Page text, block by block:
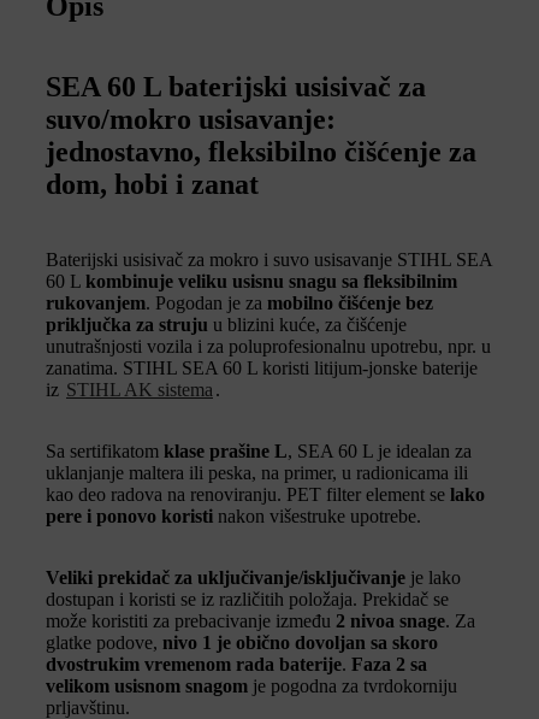
SEA 60 L baterijski usisivač za
suvo/mokro usisavanje:
jednostavno, fleksibilno čišćenje za
dom, hobi i zanat
Baterijski usisivač za mokro i suvo usisavanje STIHL SEA
60 L kombinuje veliku usisnu snagu sa fleksibilnim
rukovanjem. Pogodan je za mobilno čišćenje bez
priključka za struju u blizini kuće, za čišćenje
unutrašnjosti vozila i za poluprofesionalnu upotrebu, npr. u
zanatima. STIHL SEA 60 L koristi litijum-jonske baterije
iz STIHL AK sistema .
Sa sertifikatom klase prašine L, SEA 60 L je idealan za
uklanjanje maltera ili peska, na primer, u radionicama ili
kao deo radova na renoviranju. PET filter element se lako
pere i ponovo koristi nakon višestruke upotrebe.
Veliki prekidač za uključivanje/isključivanje je lako
dostupan i koristi se iz različitih položaja. Prekidač se
može koristiti za prebacivanje između 2 nivoa snage. Za
glatke podove, nivo 1 je obično dovoljan sa skoro
dvostrukim vremenom rada baterije. Faza 2 sa
velikom usisnom snagom je pogodna za tvrdokorniju
prljavštinu.